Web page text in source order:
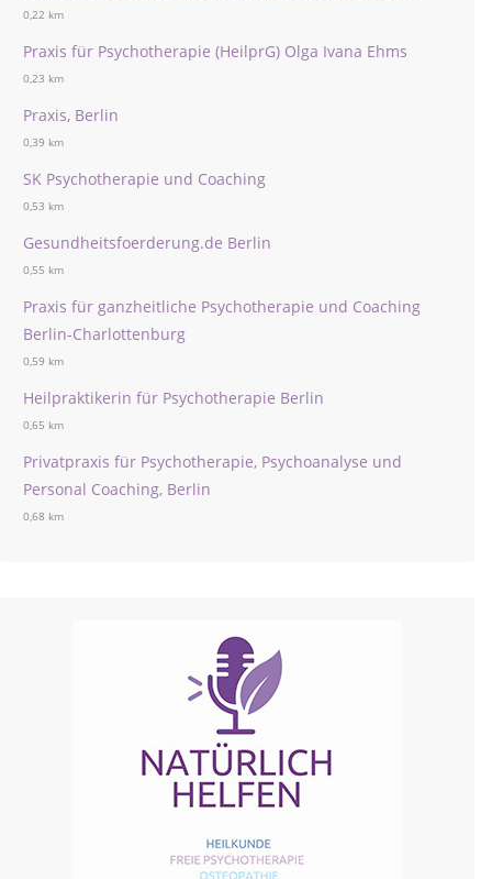
0,22 km
Praxis für Psychotherapie (HeilprG) Olga Ivana Ehms
0,23 km
Praxis, Berlin
0,39 km
SK Psychotherapie und Coaching
0,53 km
Gesundheitsfoerderung.de Berlin
0,55 km
Praxis für ganzheitliche Psychotherapie und Coaching
Berlin-Charlottenburg
0,59 km
Heilpraktikerin für Psychotherapie Berlin
0,65 km
Privatpraxis für Psychotherapie, Psychoanalyse und
Personal Coaching, Berlin
0,68 km